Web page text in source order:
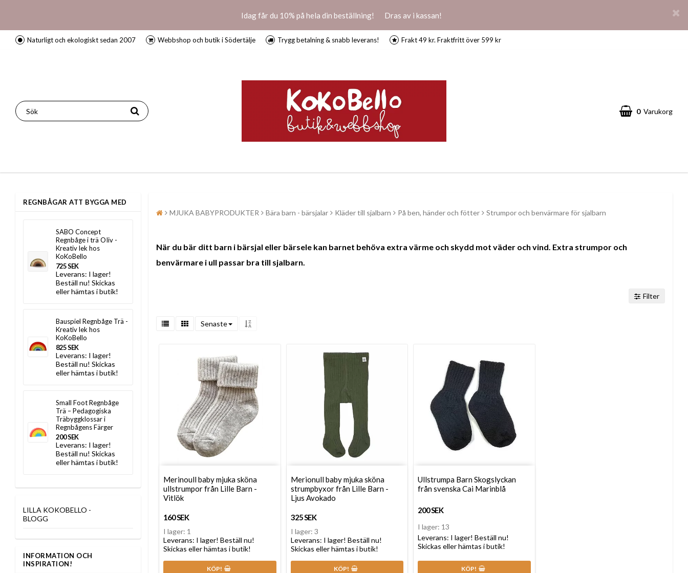
Idag får du 10% på hela din beställning! Dras av i kassan!
Naturligt och ekologiskt sedan 2007 Webbshop och butik i Södertälje Trygg betalning & snabb leverans! Frakt 49 kr. Fraktfritt över 599 kr
0 Varukorg
REGNBÅGAR ATT BYGGA MED
SABO Concept
Regnbåge i trä OIiv -
Kreativ lek hos
KoKoBello
725 SEK
Leverans: I lager!
Beställ nu! Skickas
eller hämtas i butik!
Bauspiel Regnbåge Trä -
Kreativ lek hos
KoKoBello
825 SEK
Leverans: I lager!
Beställ nu! Skickas
eller hämtas i butik!
Small Foot Regnbåge
Trä – Pedagogiska
Träbyggklossar i
Regnbågens Färger
200 SEK
Leverans: I lager!
Beställ nu! Skickas
eller hämtas i butik!
LILLA KOKOBELLO -
BLOGG
INFORMATION OCH
INSPIRATION!
MJUKA BABYPRODUKTER Bära barn - bärsjalar Kläder till sjalbarn På ben, händer och fötter Strumpor och benvärmare för sjalbarn
När du bär ditt barn i bärsjal eller bärsele kan barnet behöva extra värme och skydd mot väder och vind. Extra strumpor och
benvärmare i ull passar bra till sjalbarn.
Filter
Senaste
Merinoull baby mjuka sköna
ullstrumpor från Lille Barn -
Vitlök
160 SEK
I lager: 1
Leverans: I lager! Beställ nu!
Skickas eller hämtas i butik!
KÖP!
Merionull baby mjuka sköna
strumpbyxor från Lille Barn -
Ljus Avokado
325 SEK
I lager: 3
Leverans: I lager! Beställ nu!
Skickas eller hämtas i butik!
KÖP!
Ullstrumpa Barn Skogslyckan
från svenska Cai Marinblå
200 SEK
I lager: 13
Leverans: I lager! Beställ nu!
Skickas eller hämtas i butik!
KÖP!